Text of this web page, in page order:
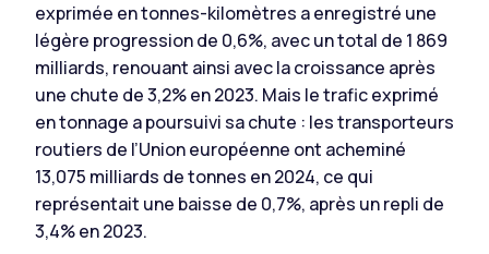
exprimée en tonnes-kilomètres a enregistré une
légère progression de 0,6%, avec un total de 1 869
milliards, renouant ainsi avec la croissance après
une chute de 3,2% en 2023. Mais le trafic exprimé
en tonnage a poursuivi sa chute : les transporteurs
routiers de l’Union européenne ont acheminé
13,075 milliards de tonnes en 2024, ce qui
représentait une baisse de 0,7%, après un repli de
3,4% en 2023.